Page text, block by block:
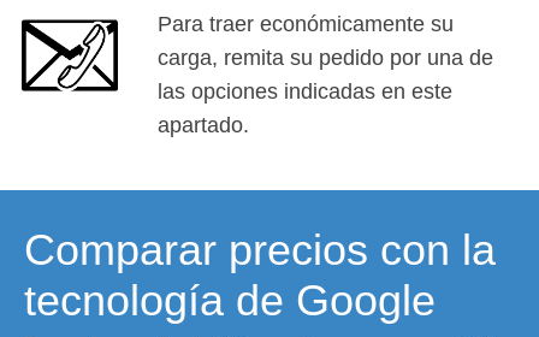
Para traer económicamente su
carga, remita su pedido por una de
las opciones indicadas en este
apartado.
Comparar precios con la
tecnología de Google